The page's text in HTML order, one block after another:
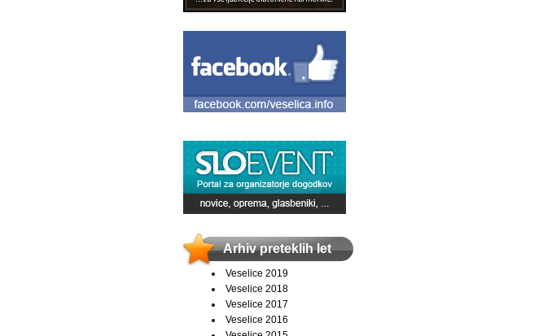
Arhiv preteklih let
Veselice 2019
Veselice 2018
Veselice 2017
Veselice 2016